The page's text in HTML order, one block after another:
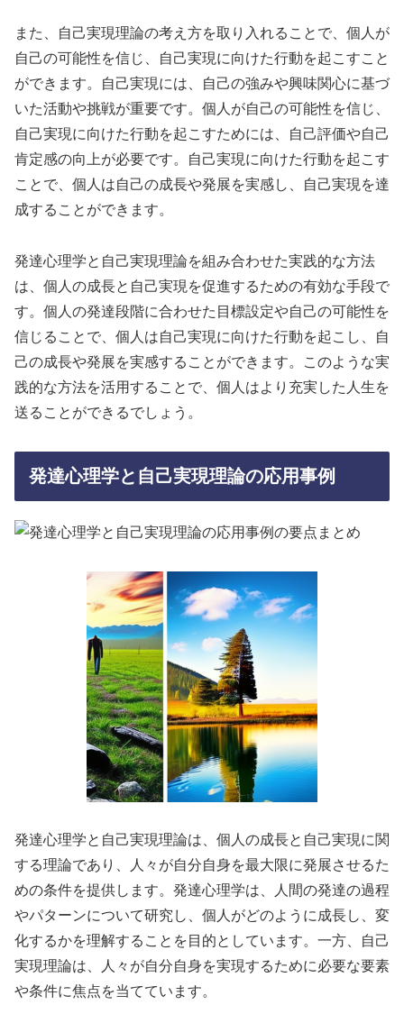
また、自己実現理論の考え方を取り入れることで、個人が
自己の可能性を信じ、自己実現に向けた行動を起こすこと
ができます。自己実現には、自己の強みや興味関心に基づ
いた活動や挑戦が重要です。個人が自己の可能性を信じ、
自己実現に向けた行動を起こすためには、自己評価や自己
肯定感の向上が必要です。自己実現に向けた行動を起こす
ことで、個人は自己の成長や発展を実感し、自己実現を達
成することができます。
発達心理学と自己実現理論を組み合わせた実践的な方法
は、個人の成長と自己実現を促進するための有効な手段で
す。個人の発達段階に合わせた目標設定や自己の可能性を
信じることで、個人は自己実現に向けた行動を起こし、自
己の成長や発展を実感することができます。このような実
践的な方法を活用することで、個人はより充実した人生を
送ることができるでしょう。
発達心理学と自己実現理論の応用事例
発達心理学と自己実現理論は、個人の成長と自己実現に関
する理論であり、人々が自分自身を最大限に発展させるた
めの条件を提供します。発達心理学は、人間の発達の過程
やパターンについて研究し、個人がどのように成長し、変
化するかを理解することを目的としています。一方、自己
実現理論は、人々が自分自身を実現するために必要な要素
や条件に焦点を当てています。